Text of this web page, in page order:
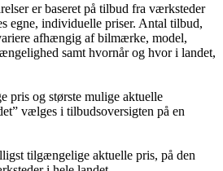
er baseret på tilbud fra værksteder
egne, individuelle priser. Antal tilbud,
afhængig af bilmærke, model,
samt hvornår og hvor i landet,
pris og største mulige aktuelle
vælges i tilbudsoversigten på en
tilgængelige aktuelle pris, på den